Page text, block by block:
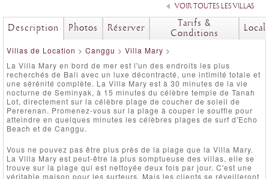
VOIR TOUTES LES VILLAS
Description Photos Réserver
Tarifs &
Conditions
Villas de Location > Canggu > Villa Mary >
La Villa Mary en bord de mer est l'un des endroits les plus
recherchés de Bali avec un luxe décontracté, une intimité totale et
une sérénité complète. La Villa Mary est à 30 minutes de la vie
nocturne de Seminyak, à 15 minutes du célèbre temple de Tanah
Lot, directement sur la célèbre plage de coucher de soleil de
Pererenan. Promenez-vous sur la plage à couper le souffle pour
atteindre en quelques minutes les célèbres plages de surf d'Echo
Beach et de Canggu.
Vous ne pouvez pas être plus près de la plage que la Villa Mary.
La Villa Mary est peut-être la plus somptueuse des villas, elle se
trouve sur la plage qui est nettoyée deux fois par jour. C'est une
véritable maison pour les surfeurs. Mais les clients se réveilleront